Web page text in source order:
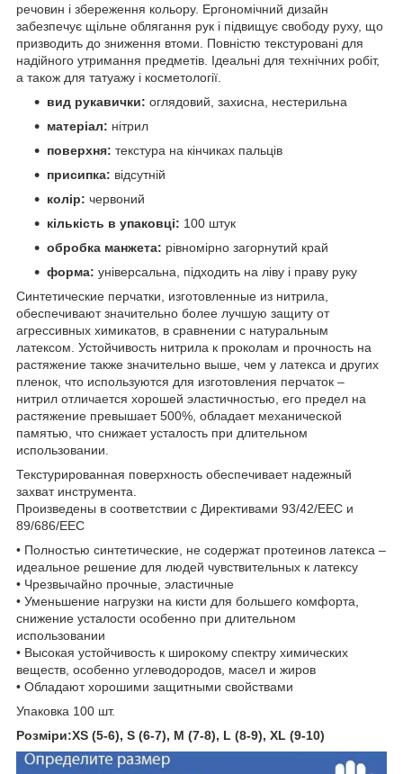
речовин і збереження кольору. Ергономічний дизайн
забезпечує щільне облягання рук і підвищує свободу руху, що
призводить до зниження втоми. Повністю текстуровані для
надійного утримання предметів. Ідеальні для технічних робіт,
а також для татуажу і косметології.
вид рукавички: оглядовий, захисна, нестерильна
матеріал: нітрил
поверхня: текстура на кінчиках пальців
присипка: відсутній
колір: червоний
кількість в упаковці: 100 штук
обробка манжета: рівномірно загорнутий край
форма: універсальна, підходить на ліву і праву руку
Синтетические перчатки, изготовленные из нитрила,
обеспечивают значительно более лучшую защиту от
агрессивных химикатов, в сравнении с натуральным
латексом. Устойчивость нитрила к проколам и прочность на
растяжение также значительно выше, чем у латекса и других
пленок, что используются для изготовления перчаток –
нитрил отличается хорошей эластичностью, его предел на
растяжение превышает 500%, обладает механической
памятью, что снижает усталость при длительном
использовании.
Текстурированная поверхность обеспечивает надежный
захват инструмента.
Произведены в соответствии с Директивами 93/42/ЕEC и
89/686/ЕЕС
• Полностью синтетические, не содержат протеинов латекса –
идеальное решение для людей чувствительных к латексу
• Чрезвычайно прочные, эластичные
• Уменьшение нагрузки на кисти для большего комфорта,
снижение усталости особенно при длительном
использовании
• Высокая устойчивость к широкому спектру химических
веществ, особенно углеводородов, масел и жиров
• Обладают хорошими защитными свойствами
Упаковка 100 шт.
Розміри:XS (5-6), S (6-7), M (7-8), L (8-9), XL (9-10)